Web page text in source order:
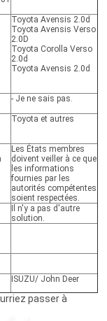
Toyota Avensis 2.0d
Toyota Avensis Verso
2.0D
Toyota Corolla Verso
2.0d
Toyota Avensis 2.0d
- Je ne sais pas.
Toyota et autres
Les États membres
doivent veiller à ce que
les informations
fournies par les
autorités compétentes
soient respectées.
Il n'y a pas d'autre
solution.
ISUZU/ John Deer
passer à